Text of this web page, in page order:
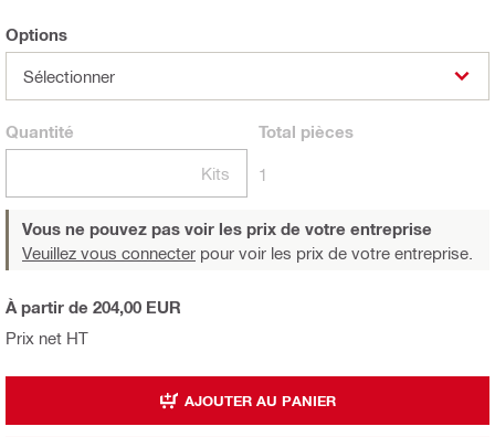
Options
Sélectionner
Quantité
Kits
Total pièces
1
Vous ne pouvez pas voir les prix de votre entreprise
Veuillez vous connecter pour voir les prix de votre entreprise.
Prix net HT
À partir de 204,00 EUR
AJOUTER AU PANIER